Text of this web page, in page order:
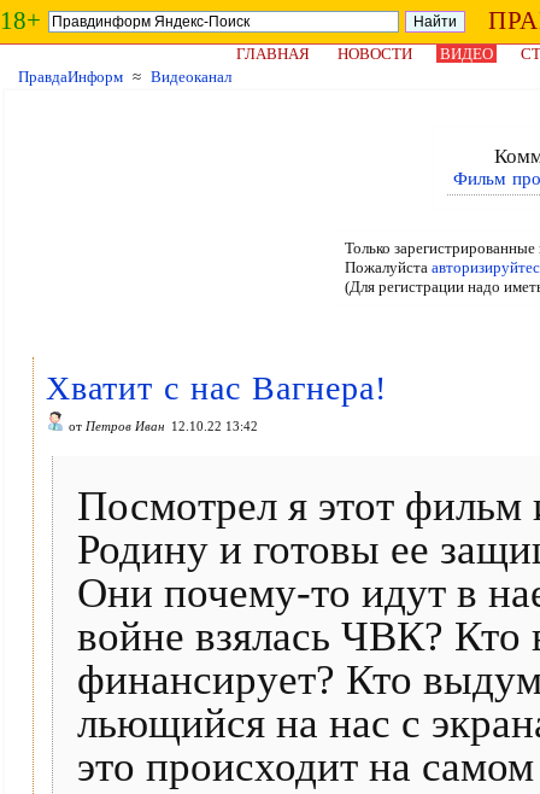
18+
ГЛАВНАЯ НОВОСТИ ВИДЕО
ПравдаИнформ ≈ Видеоканал
Фильм
Только
Пожалуйста
(Для регистрации надо
Хватит с нас Вагнера!
от Петров Иван 12.10.22 13:42
Посмотрел я этот
Родину и готовы ее
Они почему-то идут в
войне взялась ЧВК? Кто
финансирует? Кто
льющийся на нас с
это происходит на